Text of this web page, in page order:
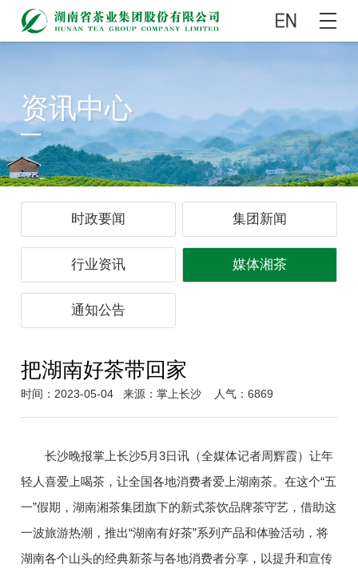
资讯中心
时政要闻 集团新闻
行业资讯 媒体湘茶
通知公告
把湖南好茶带回家
时间：2023-05-04 来源：掌上长沙 人气：6869
长沙晚报掌上长沙5月3日讯（全媒体记者周辉霞）让年
轻人喜爱上喝茶，让全国各地消费者爱上湖南茶。在这个“五
一”假期，湖南湘茶集团旗下的新式茶饮品牌茶守艺，借助这
一波旅游热潮，推出“湖南有好茶”系列产品和体验活动，将
湖南各个山头的经典新茶与各地消费者分享，以提升和宣传